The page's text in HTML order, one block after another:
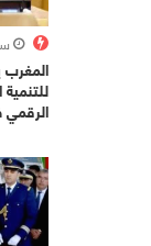
الرقمي